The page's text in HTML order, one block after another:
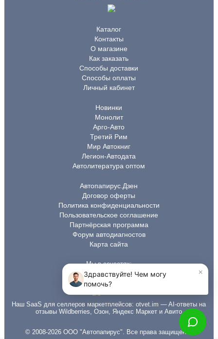
Каталог
Контакты
О магазине
Как заказать
Способы доставки
Способы оплаты
Личный кабинет
Новинки
Монолит
Арго-Авто
Третий Рим
Мир Автокниг
Легион-Автодата
Автолитература оптом
Автопапирус.Дзен
Договор оферты
Политика конфиденциальности
Пользовательское соглашение
Партнёрская программа
Форум автодиагностов
Карта сайта
Мы в соцсетях:
Наш SaaS для селлеров маркетплейсов:otvet.im — AI-ответы на
отзывы Wildberries, Озон, Яндекс Маркет и Авито
© 2008-2026 ООО "Автопапирус". Все права защищены.